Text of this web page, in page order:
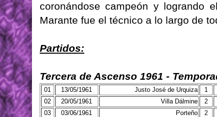
coronándose campeón y logrando
Marante fue el técnico a lo largo de
Partidos:
Tercera de Ascenso 1961 -
01 13/05/1961 Justo José de Urquiza
1
02
20/05/1961 Villa Dálmine
2
03
03/06/1961 Porteño
2